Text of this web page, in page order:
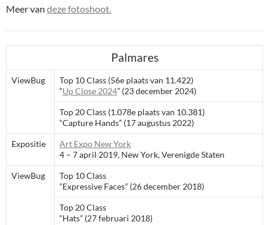
Meer van deze fotoshoot.
Palmares
ViewBug
Top 10 Class (56e plaats van 11.422)
“Up Close 2024” (23 december 2024)
Top 20 Class (1.078e plaats van 10.381)
“Capture Hands” (17 augustus 2022)
Expositie
Art Expo New York
4 – 7 april 2019, New York, Verenigde Staten
ViewBug
Top 10 Class
“Expressive Faces” (26 december 2018)
Top 20 Class
“Hats” (27 februari 2018)